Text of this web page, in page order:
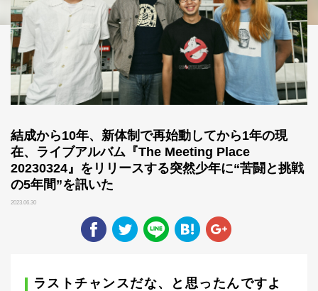
結成から10年、新体制で再始動してから1年の現
在、ライブアルバム『The Meeting Place
20230324』をリリースする突然少年に“苦闘と挑戦
の5年間”を訊いた
2023.06.30
ラストチャンスだな、と思ったんですよ